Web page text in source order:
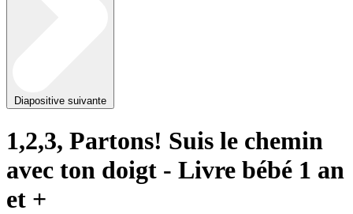
Diapositive suivante
1,2,3, Partons! Suis le chemin
avec ton doigt - Livre bébé 1 an
et +